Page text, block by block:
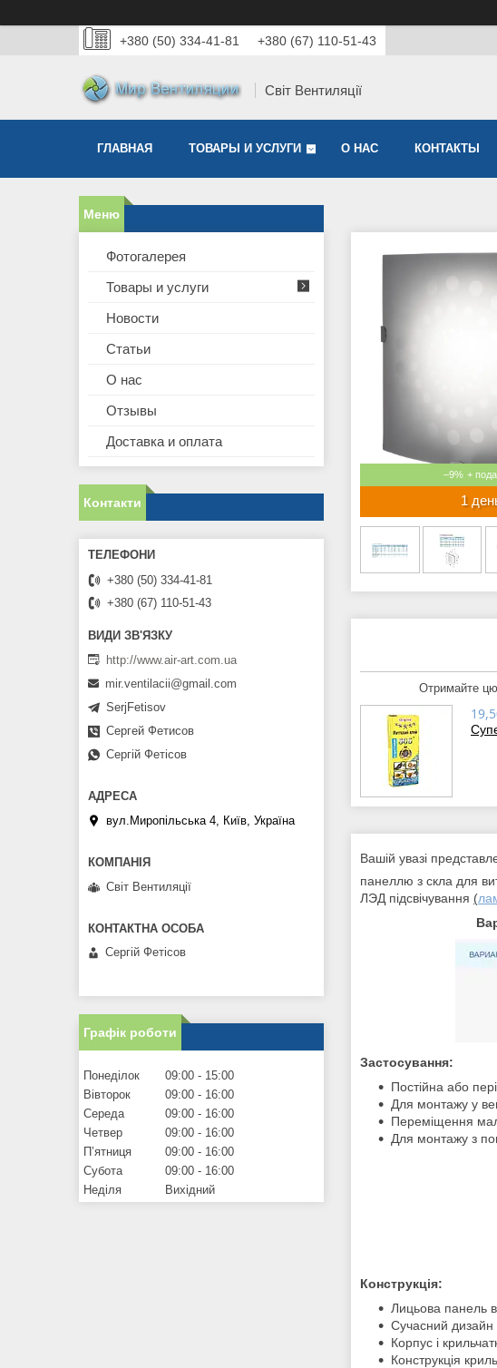
+380 (50) 334-41-81 +380 (67) 110-51-43
Світ Вентиляції
ГЛАВНАЯ ТОВАРЫ И УСЛУГИ О НАС КОНТАКТЫ
–9%
1
Отримайте
Вашій увазі
панеллю з скла для
ЛЭД підсвічування (
Застосування:
Постійна або
Для монтажу у
Переміщення
Для монтажу з
Конструкція:
Лицьова панель
Сучасний дизайн
Корпус і
Конструкція
Фотогалерея
Товары и услуги
Новости
Статьи
О нас
Отзывы
Доставка и оплата
Контакти
+380 (50) 334-41-81
+380 (67) 110-51-43
http://www.air-art.com.ua
mir.ventilacii@gmail.com
SerjFetisov
Сергей Фетисов
Сергій Фетісов
вул.Миропільська 4, Київ, Україна
Світ Вентиляції
Сергій Фетісов
Графік роботи
Понеділок 09:00
15:00
Вівторок
09:00
16:00
Середа
09:00
16:00
Четвер
09:00
16:00
Пʼятниця
09:00
16:00
Субота
09:00
16:00
Неділя
Вихідний